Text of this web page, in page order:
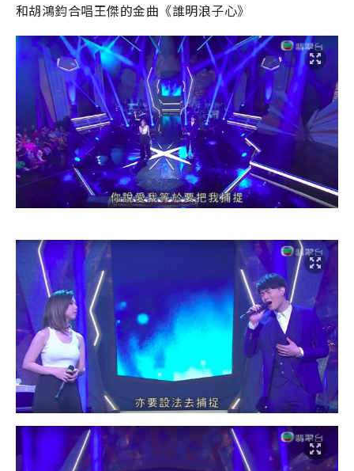
和胡鴻鈞合唱王傑的金曲《誰明浪子心》